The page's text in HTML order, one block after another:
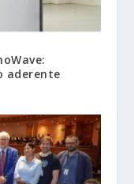
aderente